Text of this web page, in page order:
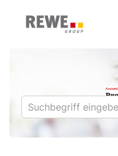
REWE
BILLA
PENNY